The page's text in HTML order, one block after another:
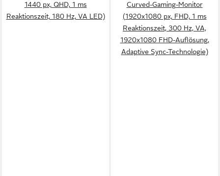
1440 px, QHD, 1 ms
Reaktionszeit, 180 Hz, VA LED)
Curved-Gaming-Monitor
(1920x1080 px, FHD, 1 ms
Reaktionszeit, 300 Hz, VA,
1920x1080 FHD-Auflösung,
Adaptive Sync-Technologie)